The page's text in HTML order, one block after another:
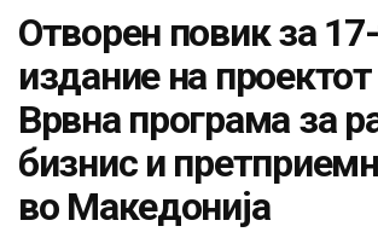
Отворен повик за
издание на
Врвна програма за
бизнис и
во Македонија